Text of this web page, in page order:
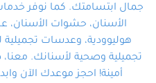
جمال ابتسامتك. كما نوفر
الأسنان، حشوات الأسنان،
هوليوودية، وعدسات
تجميلية وصحية لأسنانك.
أمينة! احجز موعدك الآن